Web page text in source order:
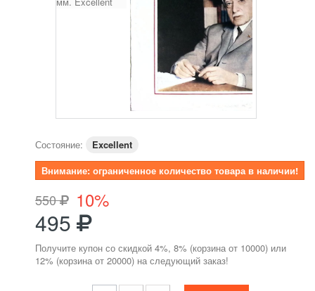
Состояние:
Excellent
Внимание: ограниченное количество товара в наличии!
550 10%
495
Получите купон со скидкой 4%, 8% (корзина от 10000) или
12% (корзина от 20000) на следующий заказ!